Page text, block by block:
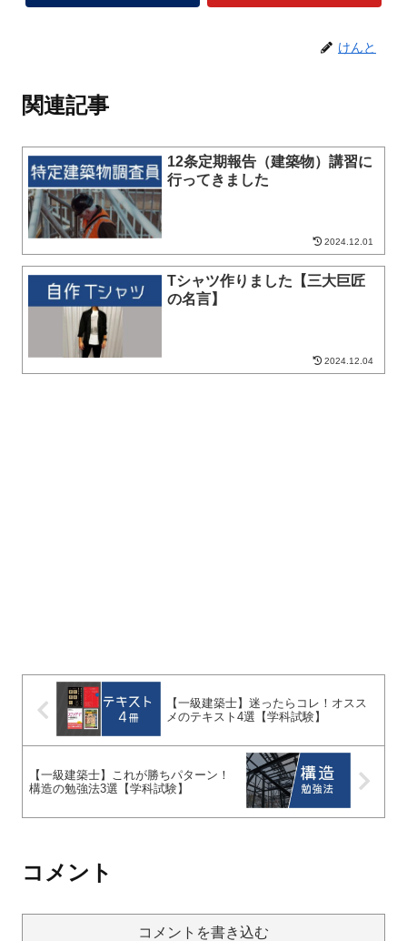
けんと
関連記事
12条定期報告（建築物）講習に
行ってきました
2024.12.01
Tシャツ作りました【三大巨匠
の名言】
2024.12.04
【一級建築士】迷ったらコレ！オスス
メのテキスト4選【学科試験】
【一級建築士】これが勝ちパターン！
構造の勉強法3選【学科試験】
コメント
コメントを書き込む